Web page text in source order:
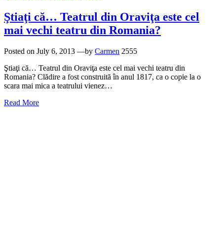
Ştiaţi că… Teatrul din Oraviţa este cel
mai vechi teatru din Romania?
Posted on July 6, 2013 —by Carmen 2555
Ştiaţi că… Teatrul din Oraviţa este cel mai vechi teatru din
Romania? Clădire a fost construită în anul 1817, ca o copie la o
scara mai mica a teatrului vienez…
Read More